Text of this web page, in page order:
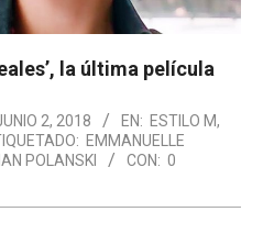
la última película
2, 2018 EN: ESTILO M,
EMMANUELLE
POLANSKI CON: 0